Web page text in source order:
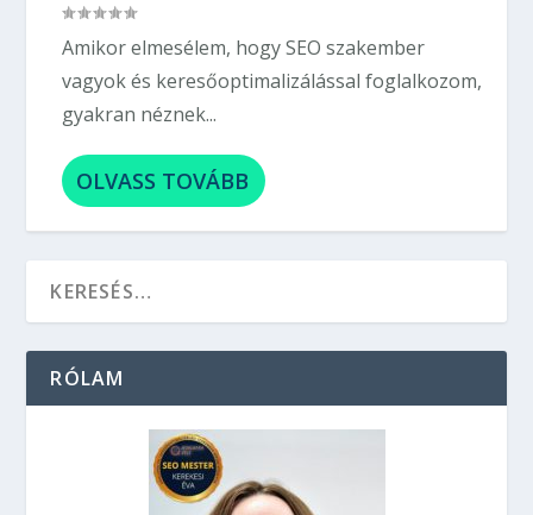
Amikor elmesélem, hogy SEO szakember
vagyok és keresőoptimalizálással foglalkozom,
gyakran néznek...
OLVASS TOVÁBB
RÓLAM